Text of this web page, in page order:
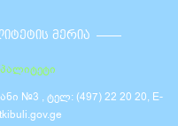
ᲛᲔᲠᲘᲐ
№3 , ტელ: (497) 22 20 20, E-